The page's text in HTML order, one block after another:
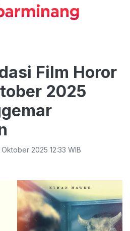
Film Horor
2025
Oktober 2025 12:33 WIB